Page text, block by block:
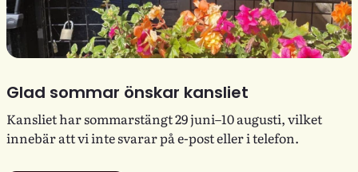
Glad sommar önskar kansliet
Kansliet har sommarstängt 29 juni–10 augusti, vilket
innebär att vi inte svarar på e-post eller i telefon.